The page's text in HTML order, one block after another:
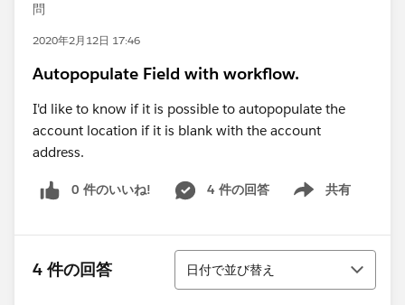
問
2020年2月12日 17:46
Autopopulate Field with workflow.
I'd like to know if it is possible to autopopulate the
account location if it is blank with the account
address.
0 件のいいね! 4 件の回答 共有
Show menu
4 件の回答
並び替え
日付で並び替え